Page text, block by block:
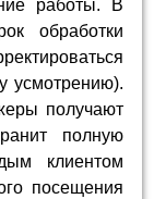
работы. В
обработки
усмотрению).
получают
полную
клиентом
посещения